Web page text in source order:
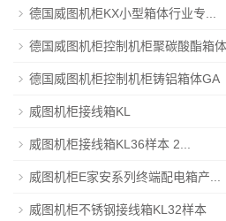
德国威图机柜KX小型箱体行业专...
德国威图机柜控制机柜聚碳酸酯箱体
德国威图机柜控制机柜铸铝箱体GA
威图机柜接线箱KL
威图机柜接线箱KL36样本 2...
威图机柜E家安系列终端配电箱产...
威图机柜不锈钢接线箱KL32样本